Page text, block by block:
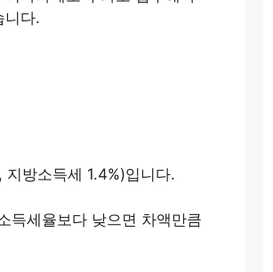
니다.
방소득세 1.4%)입니다.
득세율보다 낮으면 차액만큼